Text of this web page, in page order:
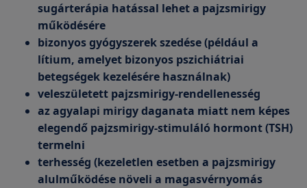
sugárterápia hatással lehet a pajzsmirigy
működésére
bizonyos gyógyszerek szedése (például a
lítium, amelyet bizonyos pszichiátriai
betegségek kezelésére használnak)
veleszületett pajzsmirigy-rendellenesség
az agyalapi mirigy daganata miatt nem képes
elegendő pajzsmirigy-stimuláló hormont (TSH)
termelni
terhesség (kezeletlen esetben a pajzsmirigy
alulműködése növeli a magasvérnyomás